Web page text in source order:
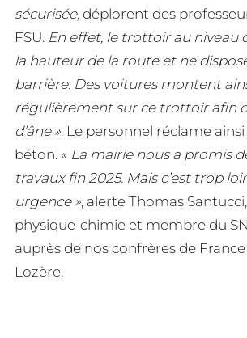
sécurisée, déplorent des
FSU. En effet, le trottoir au niveau
la hauteur de la route et ne
barrière. Des voitures montent
régulièrement sur ce trottoir afin
d’âne ». Le personnel réclame
béton. « La mairie nous a promis
travaux fin 2025. Mais c’est trop
urgence », alerte Thomas
physique-chimie et membre du
auprès de nos confrères de
Lozère.